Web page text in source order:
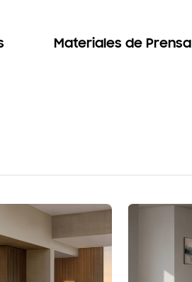
Materiales de Prensa